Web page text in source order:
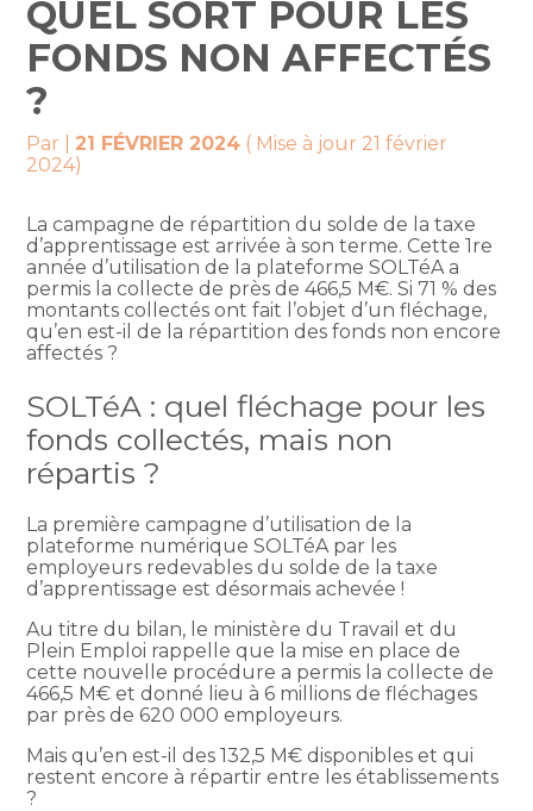
QUEL SORT POUR LES
FONDS NON AFFECTÉS
?
Par 21 FÉVRIER 2024 ( Mise à jour 21 février
2024)
La campagne de répartition du solde de la taxe
d’apprentissage est arrivée à son terme. Cette 1re
année d’utilisation de la plateforme SOLTéA a
permis la collecte de près de 466,5 M€. Si 71 % des
montants collectés ont fait l’objet d’un fléchage,
qu’en est-il de la répartition des fonds non encore
affectés ?
SOLTéA : quel fléchage pour les
fonds collectés, mais non
répartis ?
La première campagne d’utilisation de la
plateforme numérique SOLTéA par les
employeurs redevables du solde de la taxe
d’apprentissage est désormais achevée !
Au titre du bilan, le ministère du Travail et du
Plein Emploi rappelle que la mise en place de
cette nouvelle procédure a permis la collecte de
466,5 M€ et donné lieu à 6 millions de fléchages
par près de 620 000 employeurs.
Mais qu’en est-il des 132,5 M€ disponibles et qui
restent encore à répartir entre les établissements
?